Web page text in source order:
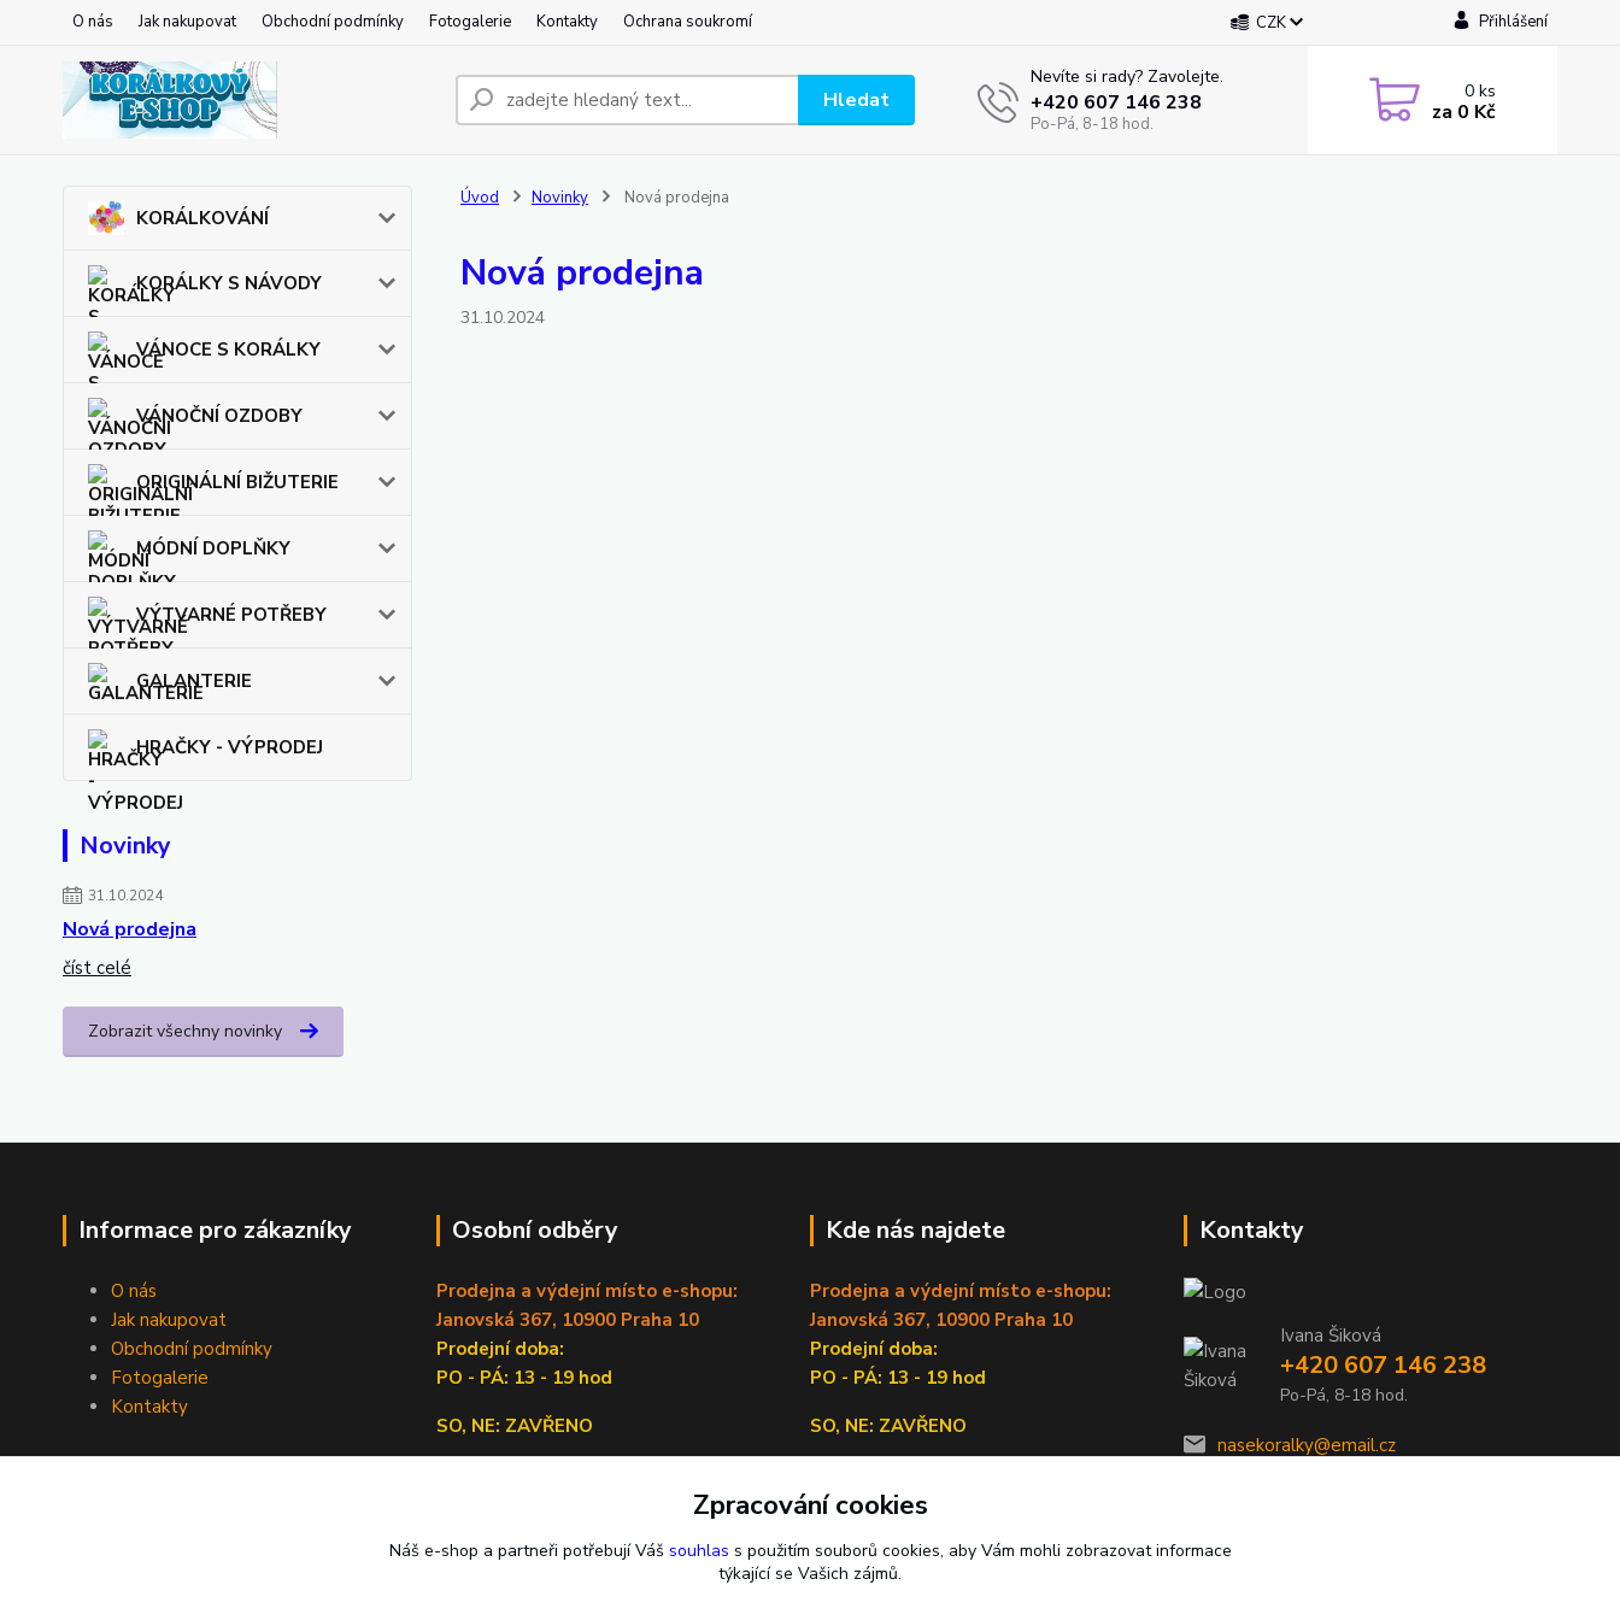
O nás Jak nakupovat Obchodní podmínky Fotogalerie Kontakty Ochrana soukromí CZK Přihlášení
Hledat
Nevíte si rady? Zavolejte.
+420 607 146 238
Po-Pá, 8-18 hod.
0ks
za 0 Kč
KORÁLKOVÁNÍ
KORÁLKY S NÁVODY
VÁNOCE S KORÁLKY
VÁNOČNÍ OZDOBY
ORIGINÁLNÍ BIŽUTERIE
MÓDNÍ DOPLŇKY
VÝTVARNÉ POTŘEBY
GALANTERIE
HRAČKY - VÝPRODEJ
Novinky
31.10.2024
Nová prodejna
číst celé
Zobrazit všechny novinky
Úvod Novinky Nová prodejna
Nová prodejna
31.10.2024
Informace pro zákazníky
O nás
Jak nakupovat
Obchodní podmínky
Fotogalerie
Kontakty
Osobní odběry
Prodejna a výdejní místo e-shopu:
Janovská 367, 10900 Praha 10
Prodejní doba:
PO - PÁ: 13 - 19 hod
SO, NE: ZAVŘENO
Kde nás najdete
Prodejna a výdejní místo e-shopu:
Janovská 367, 10900 Praha 10
Prodejní doba:
PO - PÁ: 13 - 19 hod
SO, NE: ZAVŘENO
Lečkova 1519/9, 14900 Praha 4
Kontakty
Ivana Šiková
+420 607 146 238
Po-Pá, 8-18 hod.
nasekoralky@email.cz
Zpracování cookies
Náš e-shop a partneři potřebují Váš souhlas s použitím souborů cookies, aby Vám mohli zobrazovat informace
týkající se Vašich zájmů.